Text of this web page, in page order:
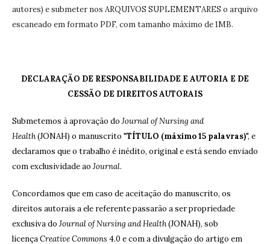
autores) e submeter nos ARQUIVOS SUPLEMENTARES o arquivo
escaneado em formato PDF, com tamanho máximo de 1MB.
DECLARAÇÃO DE RESPONSABILIDADE E AUTORIA E DE
CESSÃO DE DIREITOS AUTORAIS
Submetemos à aprovação do Journal of Nursing and
Health(JONAH) o manuscrito "TÍTULO (máximo 15 palavras)", e
declaramos que o trabalho é inédito, original e está sendo enviado
com exclusividade ao Journal.
Concordamos que em caso de aceitação do manuscrito, os
direitos autorais a ele referente passarão a ser propriedade
exclusiva do Journal of Nursing and Health(JONAH), sob
licençaCreative Commons 4.0 e com a divulgação do artigo em